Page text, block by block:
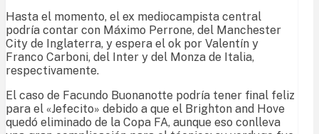
Hasta el momento, el ex mediocampista central
podría contar con Máximo Perrone, del Manchester
City de Inglaterra, y espera el ok por Valentín y
Franco Carboni, del Inter y del Monza de Italia,
respectivamente.
El caso de Facundo Buonanotte podría tener final feliz
para el «Jefecito» debido a que el Brighton and Hove
quedó eliminado de la Copa FA, aunque eso conlleva